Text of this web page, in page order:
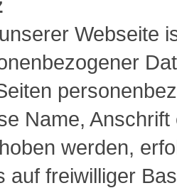
Webseite
Name, Anschrift
werden,
auf freiwilliger